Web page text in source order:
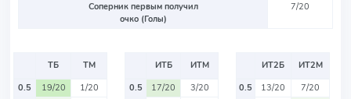
Соперник первым получил
очко (Голы)
7/20
ТБ
ТМ
0.5
19/20
1/20
ИТБ
ИТМ
0.5
17/20
3/20
ИТ2Б
ИТ2М
0.5
13/20
7/20